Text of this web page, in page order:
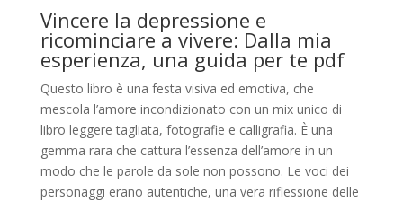
Vincere la depressione e
ricominciare a vivere: Dalla mia
esperienza, una guida per te pdf
Questo libro è una festa visiva ed emotiva, che
mescola l’amore incondizionato con un mix unico di
libro leggere tagliata, fotografie e calligrafia. È una
gemma rara che cattura l’essenza dell’amore in un
modo che le parole da sole non possono. Le voci dei
personaggi erano autentiche, una vera riflessione delle